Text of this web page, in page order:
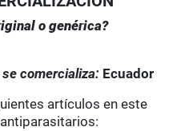
o genérica?
comercializa: Ecuador
artículos en este